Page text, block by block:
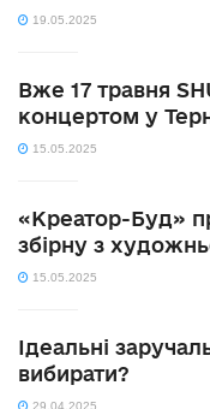
19.05.2025
Вже 17 травня
концертом у
15.05.2025
«Креатор-Буд»
збірну з
15.05.2025
Ідеальні
вибирати?
29.04.2025